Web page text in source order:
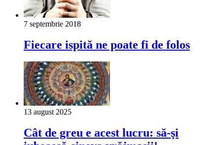
7 septembrie 2018
Fiecare ispită ne poate fi de folos
13 august 2025
Cât de greu e acest lucru: să-şi